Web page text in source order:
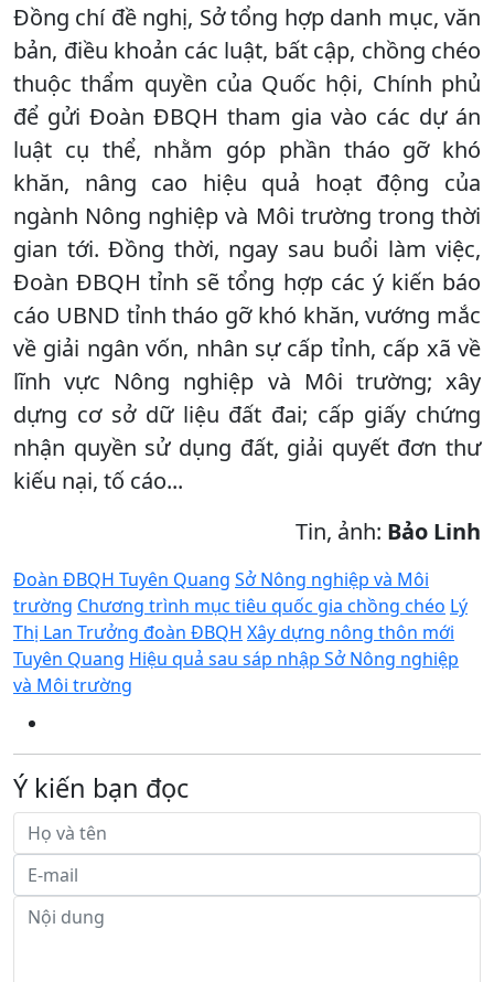
Đồng chí đề nghị, Sở tổng hợp danh mục, văn
bản, điều khoản các luật, bất cập, chồng chéo
thuộc thẩm quyền của Quốc hội, Chính phủ
để gửi Đoàn ĐBQH tham gia vào các dự án
luật cụ thể, nhằm góp phần tháo gỡ khó
khăn, nâng cao hiệu quả hoạt động của
ngành Nông nghiệp và Môi trường trong thời
gian tới. Đồng thời, ngay sau buổi làm việc,
Đoàn ĐBQH tỉnh sẽ tổng hợp các ý kiến báo
cáo UBND tỉnh tháo gỡ khó khăn, vướng mắc
về giải ngân vốn, nhân sự cấp tỉnh, cấp xã về
lĩnh vực Nông nghiệp và Môi trường; xây
dựng cơ sở dữ liệu đất đai; cấp giấy chứng
nhận quyền sử dụng đất, giải quyết đơn thư
kiếu nại, tố cáo...
Tin, ảnh: Bảo Linh
Đoàn ĐBQH Tuyên Quang Sở Nông nghiệp và Môi
trường Chương trình mục tiêu quốc gia chồng chéo Lý
Thị Lan Trưởng đoàn ĐBQH Xây dựng nông thôn mới
Tuyên Quang Hiệu quả sau sáp nhập Sở Nông nghiệp
và Môi trường
Ý kiến bạn đọc